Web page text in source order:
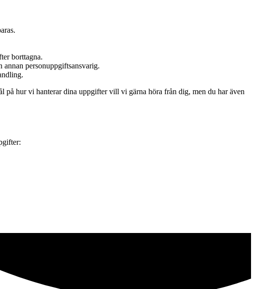
borttagna.
personuppgiftsansvarig.
på hur vi hanterar dina uppgifter vill vi gärna höra från dig, men du har även